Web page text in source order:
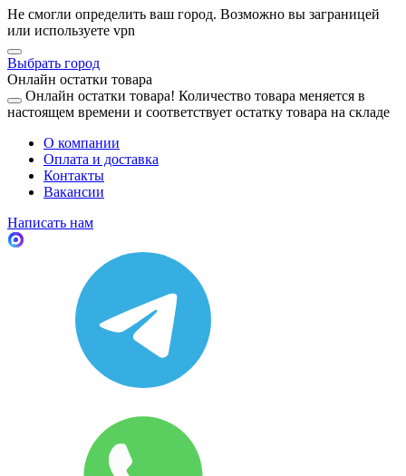
Не смогли определить ваш город. Возможно вы заграницей
или используете vpn
Выбрать город
Онлайн остатки товара
Онлайн остатки товара! Количество товара меняется в
настоящем времени и соответствует остатку товара на складе
О компании
Оплата и доставка
Контакты
Вакансии
Написать нам